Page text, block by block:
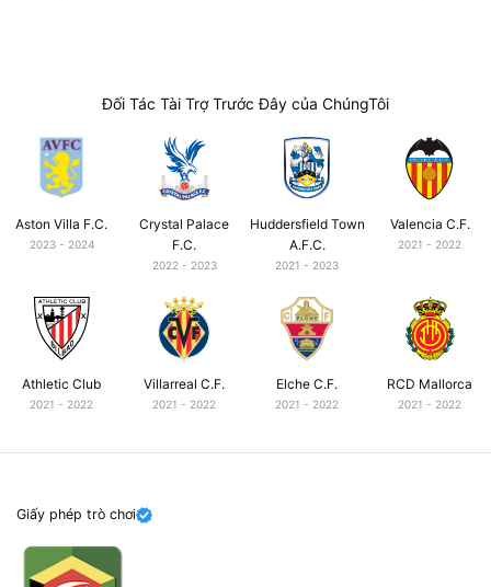
Đối Tác Tài Trợ Trước Đây của ChúngTôi
Aston Villa F.C.
2023 - 2024
Crystal Palace
F.C.
2022 - 2023
Huddersfield Town
A.F.C.
2021 - 2023
Valencia C.F.
2021 - 2022
Athletic Club
2021 - 2022
Villarreal C.F.
2021 - 2022
Elche C.F.
2021 - 2022
RCD Mallorca
2021 - 2022
Giấy phép trò chơi